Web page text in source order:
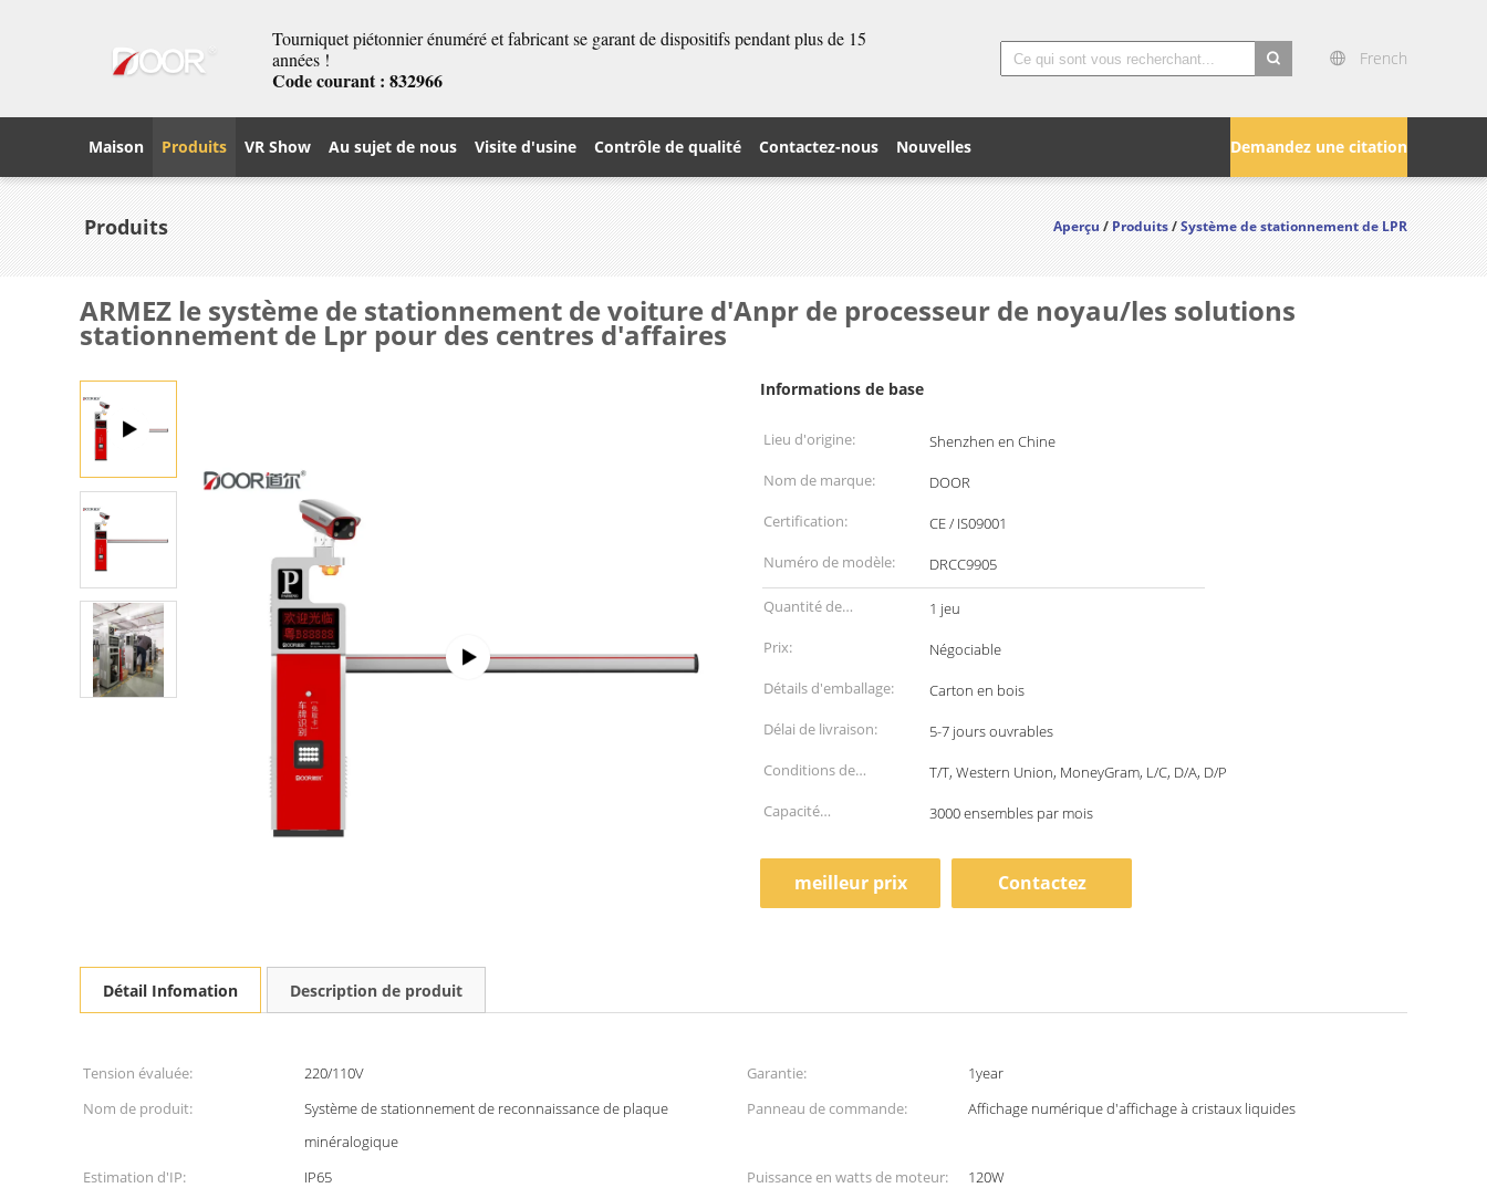
Tourniquet piétonnier énuméré et fabricant se garant de dispositifs pendant plus de 15
années !
Code courant : 832966
French
Demandez une citation
Maison Produits VR Show Au sujet de nous Visite d'usine Contrôle de qualité Contactez-nous Nouvelles
Produits Aperçu/Produits/Système de stationnement de LPR
ARMEZ le système de stationnement de voiture d'Anpr de processeur de noyau/les solutions
stationnement de Lpr pour des centres d'affaires
Informations de base
Lieu d'origine:
Shenzhen en Chine
Nom de marque:
DOOR
Certification:
CE / IS09001
Numéro de modèle:
DRCC9905
Quantité de
commande min:
1 jeu
Prix:
Négociable
Détails d'emballage:
Carton en bois
Délai de livraison:
5-7 jours ouvrables
Conditions de
paiement:
T/T, Western Union, MoneyGram, L/C, D/A, D/P
Capacité
3000 ensembles par mois
meilleur prix Contactez
Détail Infomation Description de produit
Tension évaluée: 220/110V Garantie:
1year
Nom de produit:
Système de stationnement de reconnaissance de plaque
minéralogique
Panneau de commande: Affichage numérique d'affichage à cristaux liquides
Estimation d'IP: IP65 Puissance en watts de moteur:
120W